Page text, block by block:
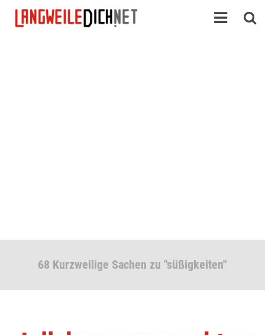
68 Kurzweilige Sachen zu "süßigkeiten"